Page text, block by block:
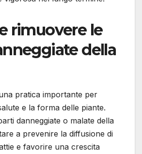
rimuovere le
della
pratica importante per
e la forma delle piante.
danneggiate o malate della
a prevenire la diffusione di
e favorire una crescita